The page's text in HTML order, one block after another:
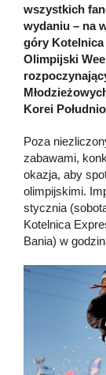
wszystkich
wydaniu – na
góry Kotelnica
Olimpijski
Korei
Poza
zabawami,
okazja, aby
olimpijskimi.
stycznia
Kotelnica
Bania) w